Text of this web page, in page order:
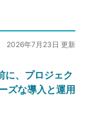
2026年7月23日 更新
に、プロジェク
ズな導入と運用